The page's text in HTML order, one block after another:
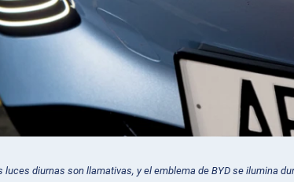
diurnas son llamativas, y el emblema de BYD se ilumina